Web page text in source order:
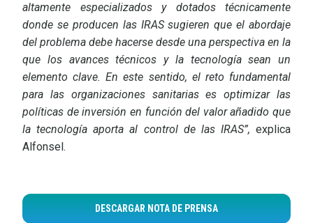
altamente especializados y dotados técnicamente
donde se producen las IRAS sugieren que el abordaje
del problema debe hacerse desde una perspectiva en la
que los avances técnicos y la tecnología sean un
elemento clave. En este sentido, el reto fundamental
para las organizaciones sanitarias es optimizar las
políticas de inversión en función del valor añadido que
la tecnología aporta al control de las IRAS”, explica
Alfonsel.
DESCARGAR NOTA DE PRENSA